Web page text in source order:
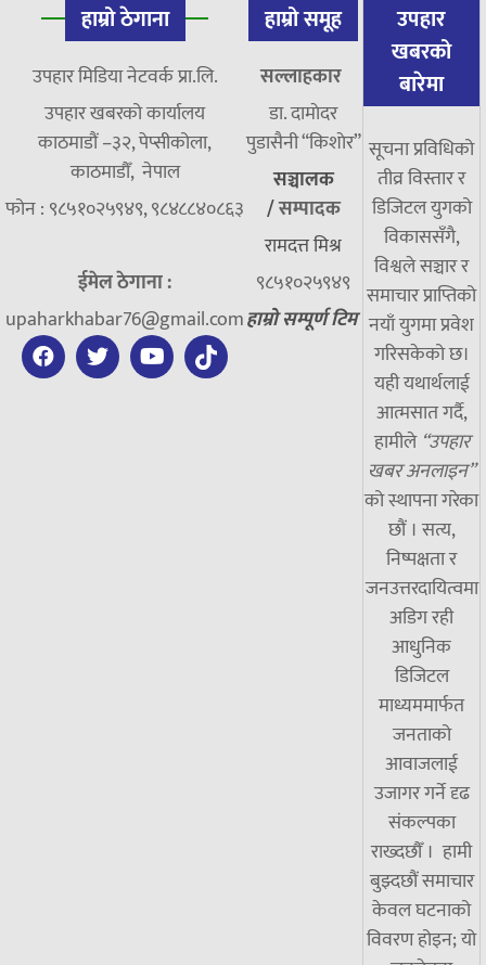
हाम्रो ठेगाना
उपहार मिडिया नेटवर्क प्रा.लि.
उपहार खबरको कार्यालय
काठमाडौं –३२, पेप्सीकोला,
काठमाडौँ, नेपाल
फोन : ९८५१०२५९४९, ९८४८८४०८६३
ईमेल ठेगाना :
upaharkhabar76@gmail.com
हाम्रो समूह
सल्लाहकार
डा. दामाेदर
पुडासैनी “किशाेर”
सञ्चालक
/सम्पादक
रामदत्त मिश्र
९८५१०२५९४९
हाम्रो सम्पूर्ण टिम
उपहार
खबरको
बारेमा
सूचना प्रविधिको
तीव्र विस्तार र
डिजिटल युगको
विकाससँगै,
विश्वले सञ्चार र
समाचार प्राप्तिको
नयाँ युगमा प्रवेश
गरिसकेको छ।
यही यथार्थलाई
आत्मसात गर्दै,
हामीले “उपहार
खबर अनलाइन”
को स्थापना गरेका
छौं । सत्य,
निष्पक्षता र
जनउत्तरदायित्वमा
अडिग रही
आधुनिक
डिजिटल
माध्यममार्फत
जनताको
आवाजलाई
उजागर गर्ने दृढ
संकल्पका
राख्दछौँ । हामी
बुझ्दछौं समाचार
केवल घटनाको
विवरण होइन; यो